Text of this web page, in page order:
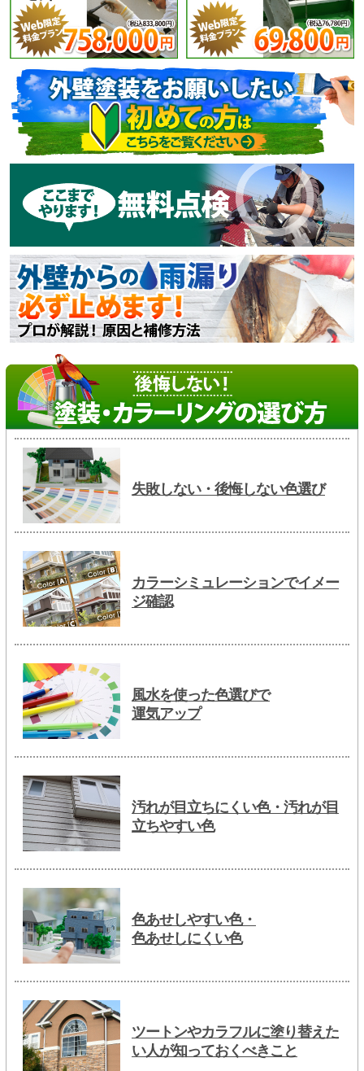
失敗しない・後悔しない色選び
カラーシミュレーションでイメー
ジ確認
風水を使った色選びで
運気アップ
汚れが目立ちにくい色・汚れが目
立ちやすい色
色あせしやすい色・
色あせしにくい色
ツートンやカラフルに塗り替えた
い人が知っておくべきこと